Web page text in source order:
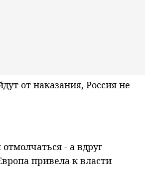
от наказания, Россия не
- а вдруг
привела к власти